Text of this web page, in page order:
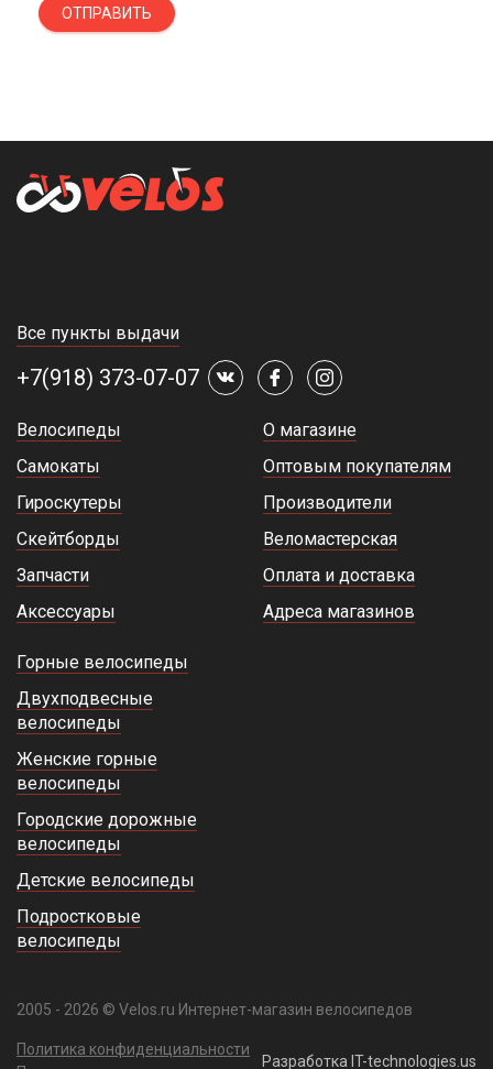
ОТПРАВИТЬ
Все пункты выдачи
+7(918) 373-07-07
Велосипеды
Самокаты
Гироскутеры
Скейтборды
Запчасти
Аксессуары
О магазине
Оптовым покупателям
Производители
Веломастерская
Оплата и доставка
Адреса магазинов
Горные велосипеды
Двухподвесные
велосипеды
Женские горные
велосипеды
Городские дорожные
велосипеды
Детские велосипеды
Подростковые
велосипеды
2005 - 2026 © Velos.ru Интернет-магазин велосипедов
Политика конфиденциальности
Разработка IT-technologies.us